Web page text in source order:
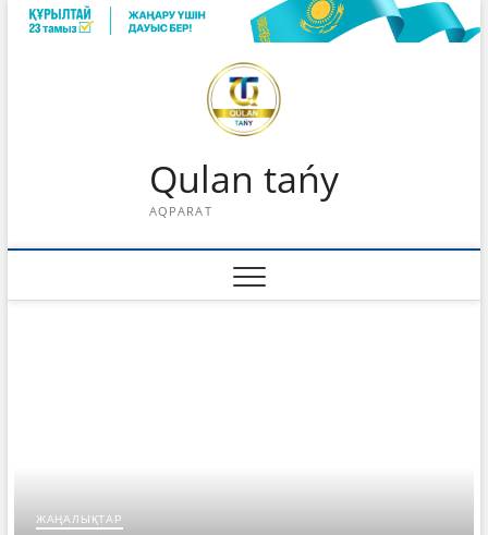
Skip
Qulan tańy
AQPARAT
ЖАҢАЛЫҚТАР